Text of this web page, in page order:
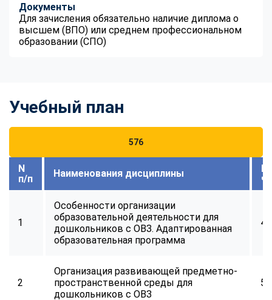
Документы
Для зачисления обязательно наличие диплома о
высшем (ВПО) или среднем профессиональном
образовании (СПО)
Учебный план
576
N
п/п
Наименования дисциплины
1
Особенности организации
образовательной деятельности для
дошкольников с ОВЗ. Адаптированная
образовательная программа
40
2
Организация развивающей предметно-
пространственной среды для
дошкольников с ОВЗ
56